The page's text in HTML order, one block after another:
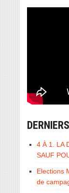
4 À 1. LA
SAUF
Elections
de